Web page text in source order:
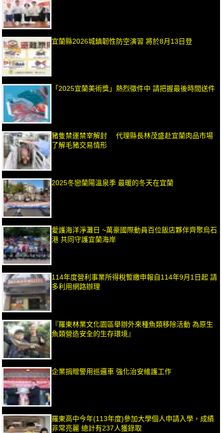
宜蘭縣2026城鎮韌性防空演習 將於8月13日登
「2025宜蘭美術獎」熱烈徵件中 請把握最後時間送件
豬隻禁運禁宰解封 代理縣長林茂盛赴宜蘭肉品市場
了解毛豬交易情形
2025冬戀蘭陽溫泉季 最暖的冬天在宜蘭
愛護海洋淨灘日 ~萬豪國際動員百位飯店夥伴齊聚烏石
港 共同守護宜蘭海岸
114年度營利事業所得稅暫繳申報自114年9月1日起 請
多利用網路辦理
『羅東林業文化園區舉辦外來種魚類移除活動 為原生
魚類營造安全的生存環境』
企業捐贈警用巡邏車 強化治安維護工作
羅東高中今年(113年度)參加大學個人申請入學，成績
非常亮麗 總計有237人獲錄取